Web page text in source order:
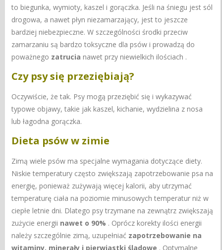
to biegunka, wymioty, kaszel i gorączka. Jeśli na śniegu jest sól
drogowa, a nawet płyn niezamarzający, jest to jeszcze
bardziej niebezpieczne. W szczególności środki przeciw
zamarzaniu są bardzo toksyczne dla psów i prowadzą do
poważnego zatrucia nawet przy niewielkich ilościach .
Czy psy się przeziębiają?
Oczywiście, że tak. Psy mogą przeziębić się i wykazywać
typowe objawy, takie jak kaszel, kichanie, wydzielina z nosa
lub łagodna gorączka.
Dieta psów w zimie
Zimą wiele psów ma specjalne wymagania dotyczące diety.
Niskie temperatury często zwiększają zapotrzebowanie psa na
energię, ponieważ zużywają więcej kalorii, aby utrzymać
temperaturę ciała na poziomie minusowych temperatur niż w
ciepłe letnie dni. Dlatego psy trzymane na zewnątrz zwiększają
zużycie energii nawet o 90% . Oprócz korekty ilości energii
należy szczególnie zimą, uzupełniać zapotrzebowanie na
witaminy, minerały i pierwiastki śladowe . Optymalne